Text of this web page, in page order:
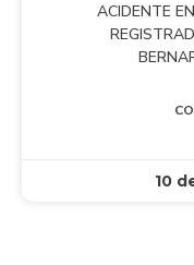
ACIDENTE
10